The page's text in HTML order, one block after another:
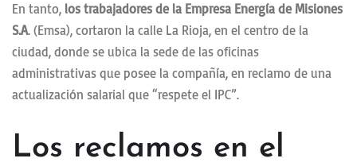
En tanto, los trabajadores de la Empresa Energía de Misiones
S.A. (Emsa), cortaron la calle La Rioja, en el centro de la
ciudad, donde se ubica la sede de las oficinas
administrativas que posee la compañía, en reclamo de una
actualización salarial que “respete el IPC”.
Los reclamos en el